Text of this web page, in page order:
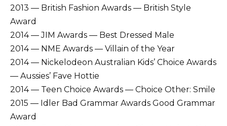
2013 — British Fashion Awards — British Style
Award
2014 — JIM Awards — Best Dressed Male
2014 — NME Awards — Villain of the Year
2014 — Nickelodeon Australian Kids’ Choice Awards
— Aussies’ Fave Hottie
2014 — Teen Choice Awards — Choice Other: Smile
2015 — Idler Bad Grammar Awards Good Grammar
Award